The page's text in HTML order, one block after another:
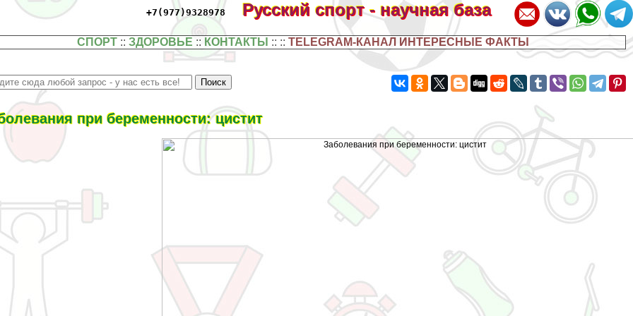
+7(977)9328978 Русский спорт - научная база
СПОРТ ::ЗДОРОВЬЕ :: КОНТАКТЫ :: ::TELEGRAM-КАНАЛ ИНТЕРЕСНЫЕ ФАКТЫ
при беременности: цистит